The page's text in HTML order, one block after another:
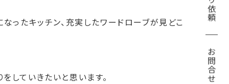
お問合せ
ったキッチン、充実したワードローブが見どこ
していきたいと思います。